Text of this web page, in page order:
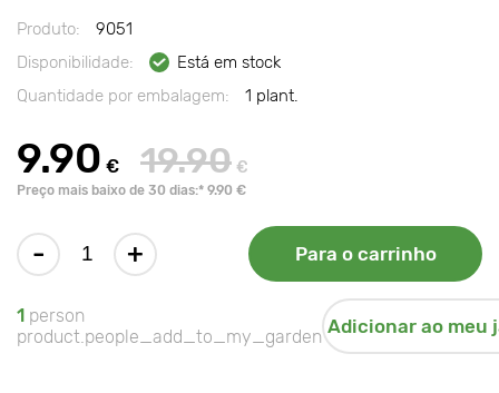
Produto:
9051
Disponibilidade:
Está em stock
Quantidade por embalagem:
1 plant.
9.90 € 19.90 €
Preço mais baixo de 30 dias:* 9.90 €
- + Para o carrinho
1 person
product.people_add_to_my_garden Adicionar ao meu